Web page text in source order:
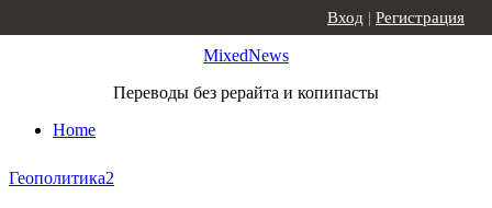
MixedNews
Переводы без рерайта и копипасты
Home
Вход | Регистрация
Геополитика2